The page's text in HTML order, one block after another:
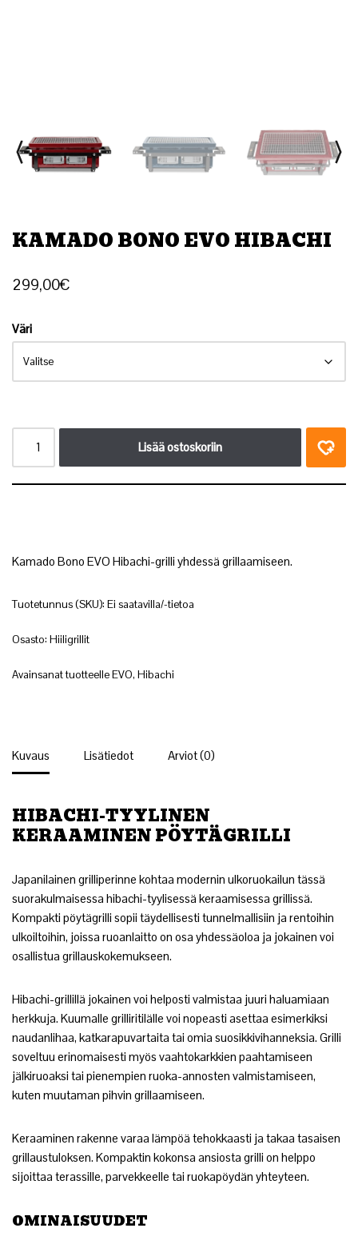
KAMADO BONO EVO HIBACHI
299,00€
Väri
Lisää ostoskoriin
Kamado Bono EVO Hibachi-grilli yhdessä grillaamiseen.
Tuotetunnus (SKU): Ei saatavilla/-tietoa
Osasto: Hiiligrillit
Avainsanat tuotteelleEVO, Hibachi
Kuvaus Lisätiedot Arviot (0)
HIBACHI-TYYLINEN
KERAAMINEN PÖYTÄGRILLI
Japanilainen grilliperinne kohtaa modernin ulkoruokailun tässä
suorakulmaisessa hibachi-tyylisessä keraamisessa grillissä.
Kompakti pöytägrilli sopii täydellisesti tunnelmallisiin ja rentoihin
ulkoiltoihin, joissa ruoanlaitto on osa yhdessäoloa ja jokainen voi
osallistua grillauskokemukseen.
Hibachi-grillillä jokainen voi helposti valmistaa juuri haluamiaan
herkkuja. Kuumalle grilliritilälle voi nopeasti asettaa esimerkiksi
naudanlihaa, katkarapuvartaita tai omia suosikkivihanneksia. Grilli
soveltuu erinomaisesti myös vaahtokarkkien paahtamiseen
jälkiruoaksi tai pienempien ruoka-annosten valmistamiseen,
kuten muutaman pihvin grillaamiseen.
Keraaminen rakenne varaa lämpöä tehokkaasti ja takaa tasaisen
grillaustuloksen. Kompaktin kokonsa ansiosta grilli on helppo
sijoittaa terassille, parvekkeelle tai ruokapöydän yhteyteen.
OMINAISUUDET